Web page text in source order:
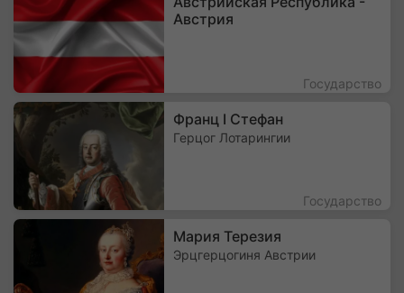
Австрия
Государство
Франц I Стефан
Герцог Лотарингии
Государство
Мария Терезия
Эрцгерцогиня Австрии